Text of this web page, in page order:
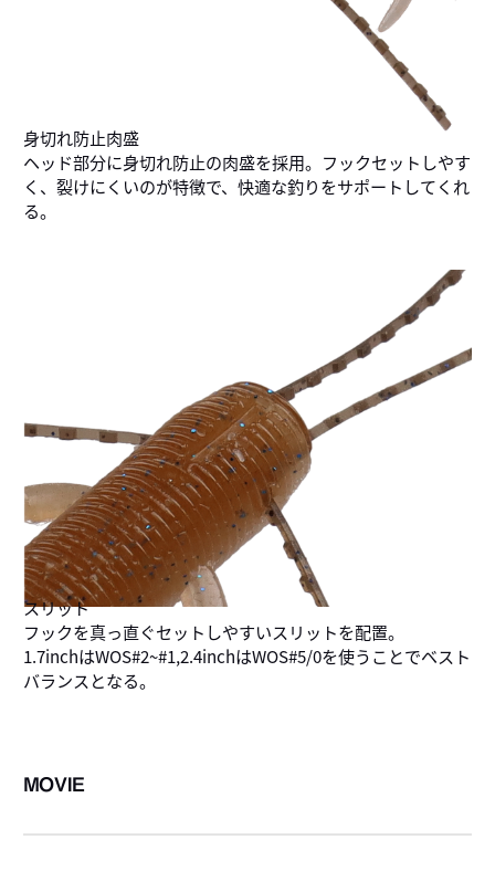
身切れ防止肉盛
ヘッド部分に身切れ防止の肉盛を採用。フックセットしやす
く、裂けにくいのが特徴で、快適な釣りをサポートしてくれ
る。
スリット
フックを真っ直ぐセットしやすいスリットを配置。
1.7inchはWOS#2~#1,2.4inchはWOS#5/0を使うことでベスト
バランスとなる。
MOVIE